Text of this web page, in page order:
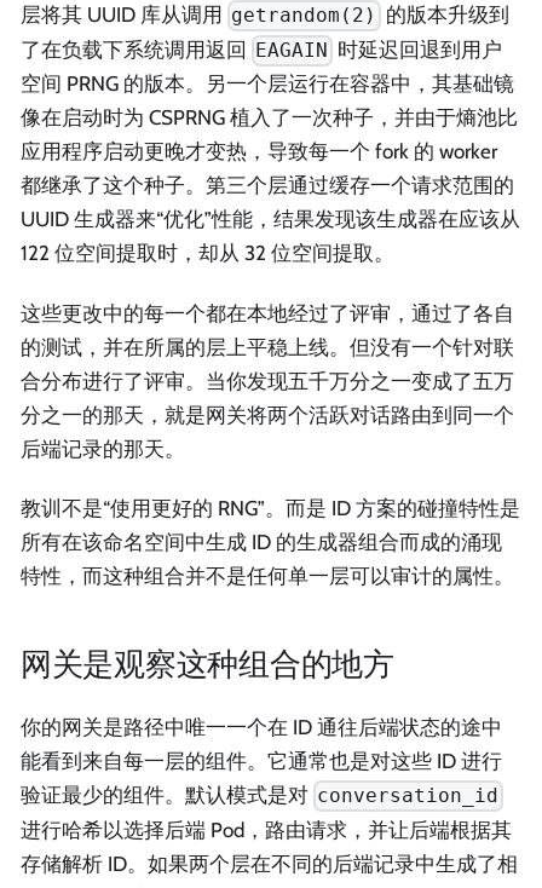
层将其 UUID 库从调用 getrandom(2)
的版本升级到
了在负载下系统调用返回
EAGAIN
时延迟回退到用户
空间 PRNG 的版本。另一个层运行在容器中，其基础镜
像在启动时为 CSPRNG 植入了一次种子，并由于熵池比
应用程序启动更晚才变热，导致每一个 fork 的 worker
都继承了这个种子。第三个层通过缓存一个请求范围的
UUID 生成器来“优化”性能，结果发现该生成器在应该从
122 位空间提取时，却从 32 位空间提取。
这些更改中的每一个都在本地经过了评审，通过了各自
的测试，并在所属的层上平稳上线。但没有一个针对联
合分布进行了评审。当你发现五千万分之一变成了五万
分之一的那天，就是网关将两个活跃对话路由到同一个
后端记录的那天。
教训不是“使用更好的 RNG”。而是 ID 方案的碰撞特性是
所有在该命名空间中生成 ID 的生成器组合而成的涌现
特性，而这种组合并不是任何单一层可以审计的属性。
网关是观察这种组合的地方
你的网关是路径中唯一一个在 ID 通往后端状态的途中
能看到来自每一层的组件。它通常也是对这些 ID 进行
验证最少的组件。默认模式是对 conversation_id
进行哈希以选择后端 Pod，路由请求，并让后端根据其
存储解析 ID。如果两个层在不同的后端记录中生成了相